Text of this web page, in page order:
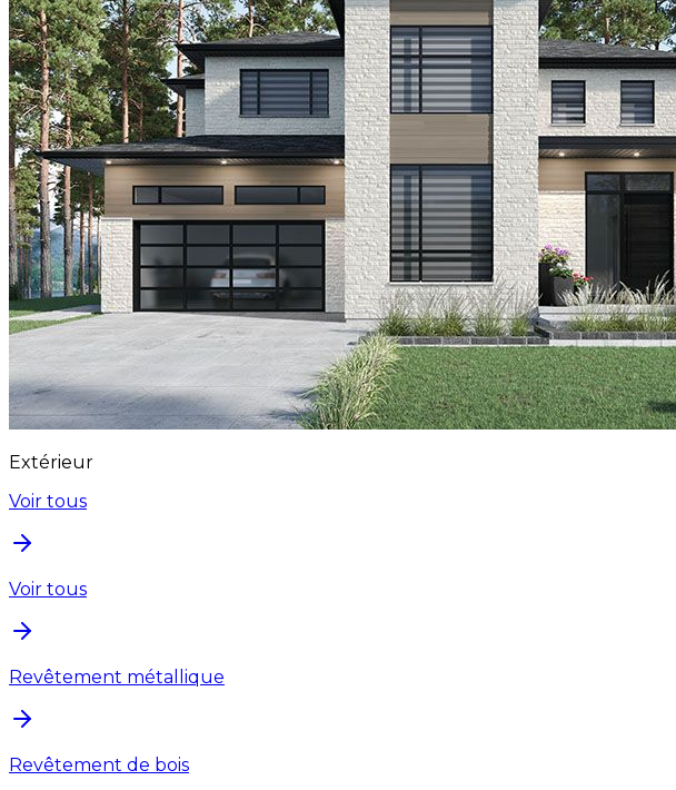
Extérieur
Voir tous
Voir tous
Revêtement métallique
Revêtement de bois